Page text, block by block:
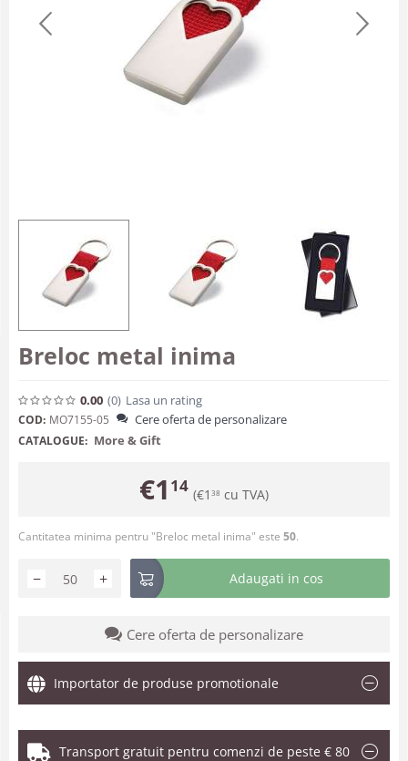
Breloc metal inima
0.00 (0) Lasa un rating
COD: MO7155-05 Cere oferta de personalizare
CATALOGUE: More & Gift
€1 14 (€1 38 cu TVA)
Cantitatea minima pentru "Breloc metal inima" este 50.
+
− Adaugati in cos
Cere oferta de personalizare
Importator de produse promotionale
Transport gratuit pentru comenzi de peste € 80